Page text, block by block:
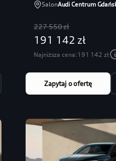
SalonAudi Centrum
227 550 zł
191 142 zł
Najniższa cena:191 142 zł
Zapytaj o ofertę